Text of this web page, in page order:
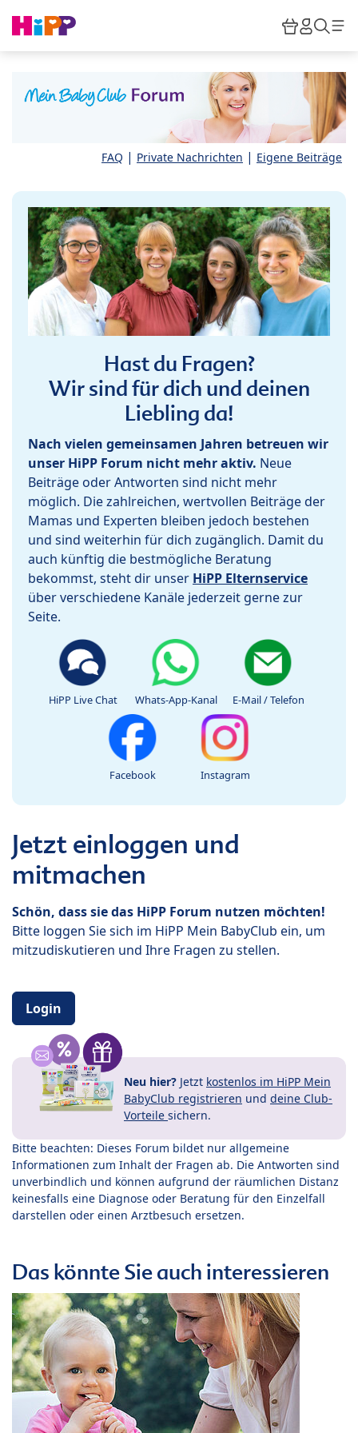
HiPP
FAQ | Private Nachrichten | Eigene Beiträge
Hast du Fragen?
Wir sind für dich und deinen
Liebling da!
Nach vielen gemeinsamen Jahren betreuen wir
unser HiPP Forum nicht mehr aktiv. Neue
Beiträge oder Antworten sind nicht mehr
möglich. Die zahlreichen, wertvollen Beiträge der
Mamas und Experten bleiben jedoch bestehen
und sind weiterhin für dich zugänglich. Damit du
auch künftig die bestmögliche Beratung
bekommst, steht dir unser HiPP Elternservice
über verschiedene Kanäle jederzeit gerne zur
Seite.
HiPP Live Chat Whats-App-Kanal E-Mail / Telefon
Facebook Instagram
Jetzt einloggen und
mitmachen
Schön, dass sie das HiPP Forum nutzen möchten!
Bitte loggen Sie sich im HiPP Mein BabyClub ein, um
mitzudiskutieren und Ihre Fragen zu stellen.
Login
Neu hier? Jetzt kostenlos im HiPP Mein
BabyClub registrieren und deine Club-
Vorteile sichern.
Bitte beachten: Dieses Forum bildet nur allgemeine
Informationen zum Inhalt der Fragen ab. Die Antworten sind
unverbindlich und können aufgrund der räumlichen Distanz
keinesfalls eine Diagnose oder Beratung für den Einzelfall
darstellen oder einen Arztbesuch ersetzen.
Das könnte Sie auch interessieren